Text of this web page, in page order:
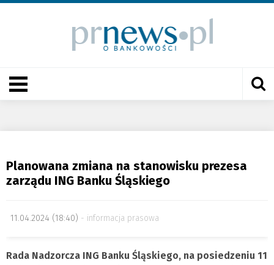
Planowana zmiana na stanowisku prezesa
zarządu ING Banku Śląskiego
11.04.2024 (18:40) informacja prasowa
Rada Nadzorcza ING Banku Śląskiego, na posiedzeniu 11